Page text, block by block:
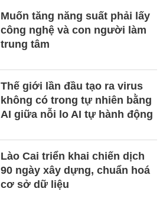
Muốn tăng năng suất phải lấy
công nghệ và con người làm
trung tâm
Thế giới lần đầu tạo ra virus
không có trong tự nhiên bằng
AI giữa nỗi lo AI tự hành động
Lào Cai triển khai chiến dịch
90 ngày xây dựng, chuẩn hoá
cơ sở dữ liệu